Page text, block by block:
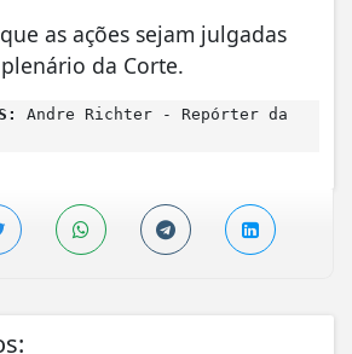
as ações sejam julgadas
da Corte.
Andre Richter - Repórter da